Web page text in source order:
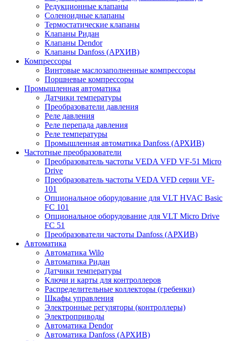
Редукционные клапаны
Соленоидные клапаны
Термостатические клапаны
Клапаны Ридан
Клапаны Dendor
Клапаны Danfoss (АРХИВ)
Компрессоры
Винтовые маслозаполненные компрессоры
Поршневые компрессоры
Промышленная автоматика
Датчики температуры
Преобразователи давления
Реле давления
Реле перепада давления
Реле температуры
Промышленная автоматика Danfoss (АРХИВ)
Частотные преобразователи
Преобразователь частоты VEDA VFD VF-51 Micro
Drive
Преобразователь частоты VEDA VFD серии VF-
101
Опциональное оборудование для VLT HVAC Basic
FC 101
Опциональное оборудование для VLT Micro Drive
FC 51
Преобразователи частоты Danfoss (АРХИВ)
Автоматика
Автоматика Wilo
Автоматика Ридан
Датчики температуры
Ключи и карты для контроллеров
Распределительные коллекторы (гребенки)
Шкафы управления
Электронные регуляторы (контроллеры)
Электроприводы
Автоматика Dendor
Автоматика Danfoss (АРХИВ)